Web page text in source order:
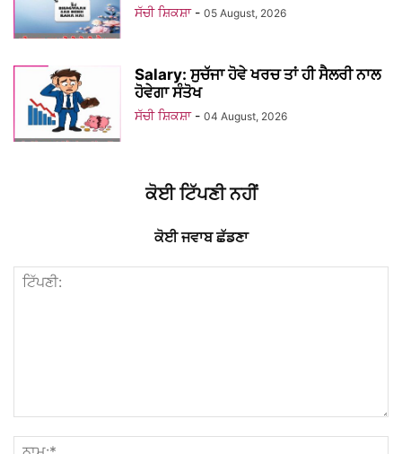
ਸੱਚੀ ਸ਼ਿਕਸ਼ਾ - 05 August, 2026
Salary: ਸੁਚੱਜਾ ਹੋਵੇ ਖਰਚ ਤਾਂ ਹੀ ਸੈਲਰੀ ਨਾਲ
ਹੋਵੇਗਾ ਸੰਤੋਖ
ਸੱਚੀ ਸ਼ਿਕਸ਼ਾ - 04 August, 2026
ਕੋਈ ਟਿੱਪਣੀ ਨਹੀਂ
ਕੋਈ ਜਵਾਬ ਛੱਡਣਾ